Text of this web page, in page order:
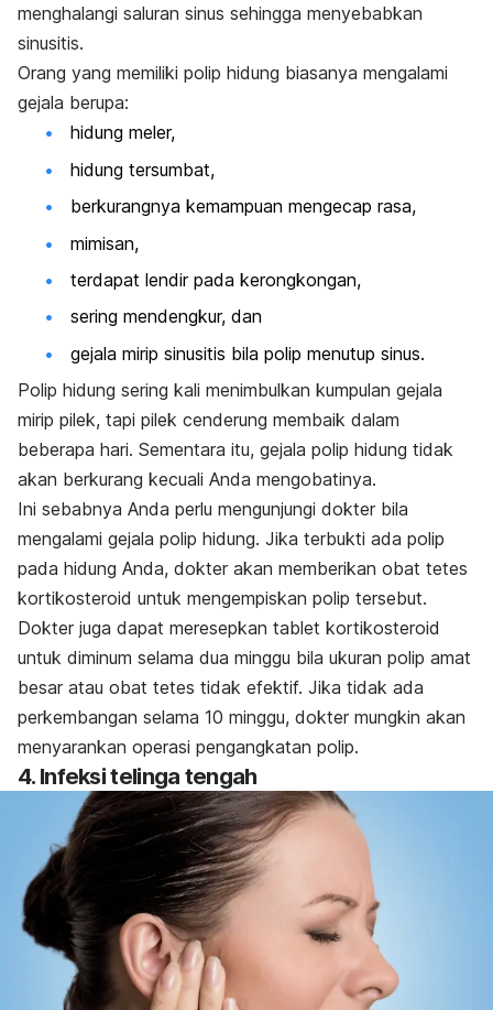
menghalangi saluran sinus sehingga menyebabkan
sinusitis.
Orang yang memiliki polip hidung biasanya mengalami
gejala berupa:
hidung meler,
hidung tersumbat,
berkurangnya kemampuan mengecap rasa,
mimisan,
terdapat lendir pada kerongkongan,
sering mendengkur, dan
gejala mirip sinusitis bila polip menutup sinus.
Polip hidung sering kali menimbulkan kumpulan gejala
mirip pilek, tapi pilek cenderung membaik dalam
beberapa hari. Sementara itu, gejala polip hidung tidak
akan berkurang kecuali Anda mengobatinya.
Ini sebabnya Anda perlu mengunjungi dokter bila
mengalami gejala polip hidung. Jika terbukti ada polip
pada hidung Anda, dokter akan memberikan obat tetes
kortikosteroid untuk mengempiskan polip tersebut.
Dokter juga dapat meresepkan tablet kortikosteroid
untuk diminum selama dua minggu bila ukuran polip amat
besar atau obat tetes tidak efektif. Jika tidak ada
perkembangan selama 10 minggu, dokter mungkin akan
menyarankan operasi pengangkatan polip.
4. Infeksi telinga tengah